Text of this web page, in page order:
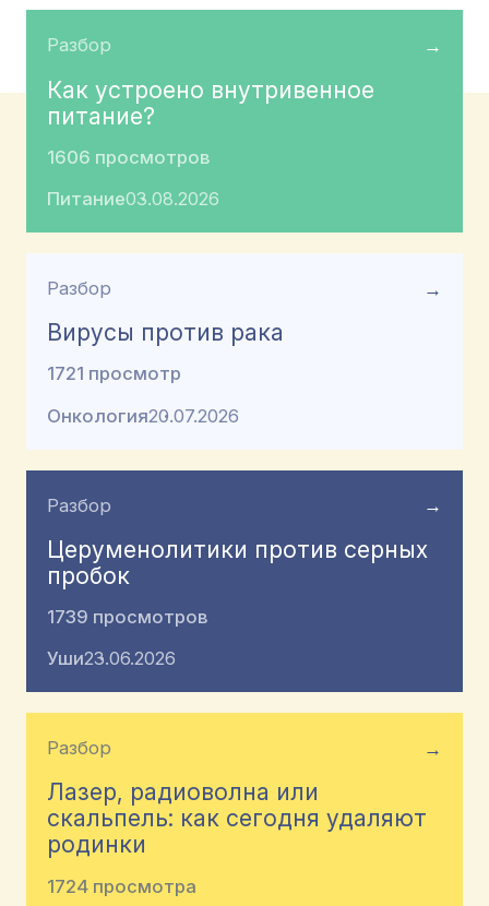
Разбор →
Как устроено внутривенное
питание?
1606 просмотров
Питание03.08.2026
Разбор →
Вирусы против рака
1721 просмотр
Онкология20.07.2026
Разбор →
Церуменолитики против серных
пробок
1739 просмотров
Уши23.06.2026
Разбор →
Лазер, радиоволна или
скальпель: как сегодня удаляют
родинки
1724 просмотра